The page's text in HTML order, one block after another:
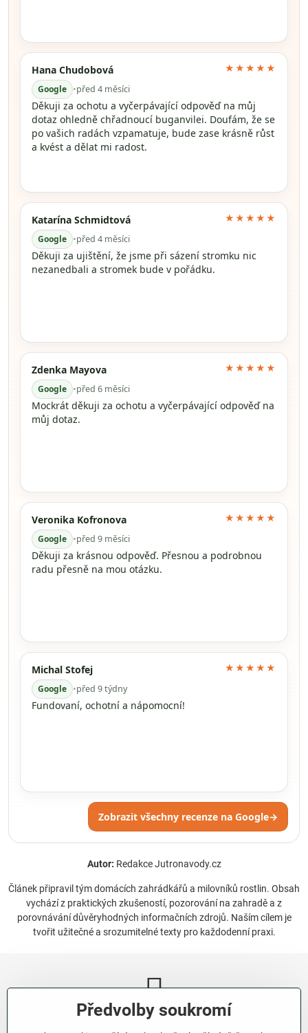
Hana Chudobová
Google •před 4 měsíci
★★★★★
Děkuji za ochotu a vyčerpávající odpověď na můj
dotaz ohledně chřadnoucí buganvilei. Doufám, že se
po vašich radách vzpamatuje, bude zase krásně růst
a kvést a dělat mi radost.
Katarína Schmidtová
Google •před 4 měsíci
★★★★★
Děkuji za ujištění, že jsme při sázení stromku nic
nezanedbali a stromek bude v pořádku.
Zdenka Mayova
Google •před 6 měsíci
★★★★★
Mockrát děkuji za ochotu a vyčerpávající odpověď na
můj dotaz.
Veronika Kofronova
Google •před 9 měsíci
★★★★★
Děkuji za krásnou odpověď. Přesnou a podrobnou
radu přesně na mou otázku.
Michal Stofej
Google •před 9 týdny
★★★★★
Fundovaní, ochotní a nápomocní!
Zobrazit všechny recenze na Google→
Autor: Redakce Jutronavody.cz
Článek připravil tým domácích zahrádkářů a milovníků rostlin. Obsah
vychází z praktických zkušeností, pozorování na zahradě a z
porovnávání důvěryhodných informačních zdrojů. Naším cílem je
tvořit užitečné a srozumitelné texty pro každodenní praxi.
Newsletter
Předvolby soukromí